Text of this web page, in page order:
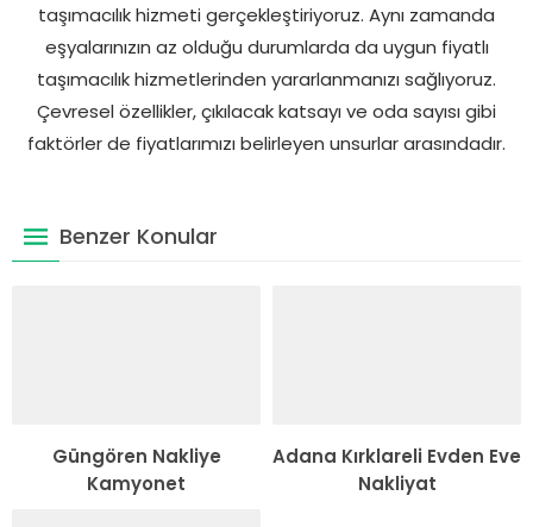
taşımacılık hizmeti gerçekleştiriyoruz. Aynı zamanda
eşyalarınızın az olduğu durumlarda da uygun fiyatlı
taşımacılık hizmetlerinden yararlanmanızı sağlıyoruz.
Çevresel özellikler, çıkılacak katsayı ve oda sayısı gibi
faktörler de fiyatlarımızı belirleyen unsurlar arasındadır.
Benzer Konular
Güngören Nakliye
Kamyonet
Adana Kırklareli Evden Eve
Nakliyat